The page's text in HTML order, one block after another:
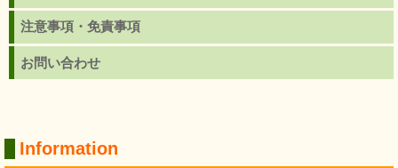
注意事項・免責事項
お問い合わせ
Information